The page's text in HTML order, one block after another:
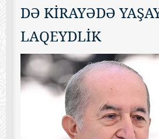
DƏ KİRAYƏDƏ
LAQEYDLİK